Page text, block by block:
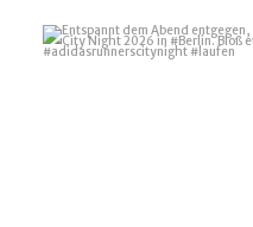
Entspannt dem Abend